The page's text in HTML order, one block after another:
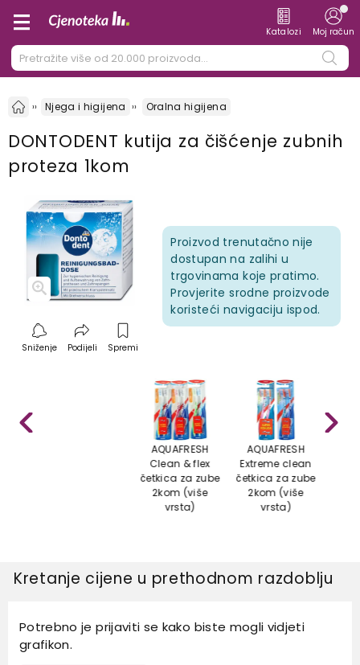
Katalozi Moj račun
Njega i higijena Oralna higijena
DONTODENT kutija za čišćenje zubnih
proteza 1kom
Sniženje Podijeli Spremi
Proizvod trenutačno nije
dostupan na zalihi u
trgovinama koje pratimo.
Provjerite srodne proizvode
koristeći navigaciju ispod.
AQUAFRESH
Clean & flex
četkica za zube
2kom (više
vrsta)
AQUAFRESH
Extreme clean
četkica za zube
2kom (više
vrsta)
Kretanje cijene u prethodnom razdoblju
Potrebno je prijaviti se kako biste mogli vidjeti
grafikon.